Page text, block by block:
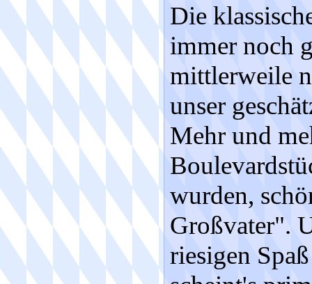
Die
immer noch
mittlerweile
unser
Mehr und
wurden,
Großvater".
riesigen